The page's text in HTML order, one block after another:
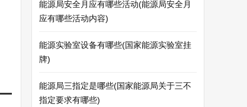
能源局安全月应有哪些活动(能源局安全月
应有哪些活动内容)
能源实验室设备有哪些(国家能源实验室挂
牌)
能源局三指定是哪些(国家能源局关于三不
指定要求有哪些)